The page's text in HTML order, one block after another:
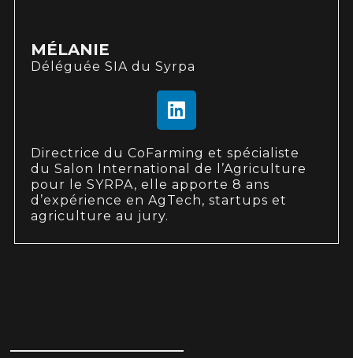
MÉLANIE
Déléguée SIA du Syrpa
Directrice du CoFarming et spécialiste
du Salon International de l’Agriculture
pour le SYRPA, elle apporte 8 ans
d’expérience en AgTech, startups et
agriculture au jury.